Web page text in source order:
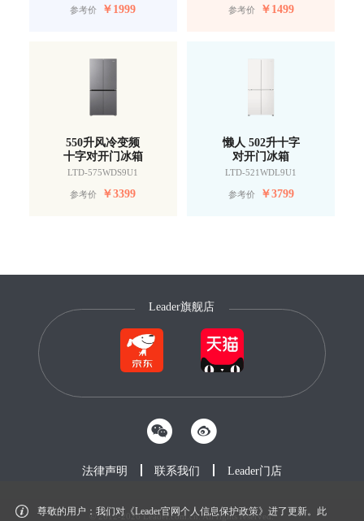
参考价 ￥1999 参考价 ￥1499
550升风冷变频
十字对开门冰箱
LTD-575WDS9U1
参考价 ￥3399
懒人 502升十字
对开门冰箱
LTD-521WDL9U1
参考价 ￥3799
尊敬的用户：我们对《Leader官网个人信息保护政策》进了更新。此
Leader旗舰店
法律声明 联系我们 Leader门店
© 2012-2026 Leader.com.cn. All rights reserved.